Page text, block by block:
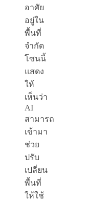
อาศัย
อยู่ใน
พื้นที่
จำกัด
โซนนี้
แสดง
ให้
เห็นว่า
AI
สามารถ
เข้ามา
ช่วย
ปรับ
เปลี่ยน
พื้นที่
ให้ใช้